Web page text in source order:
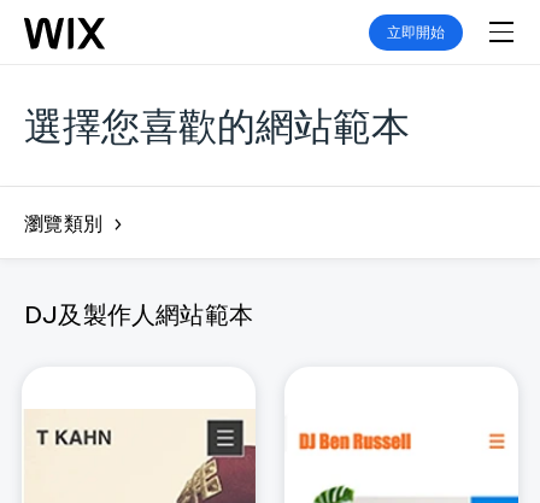
立即開始
選擇您喜歡的網站範本
瀏覽類別
DJ及製作人網站範本